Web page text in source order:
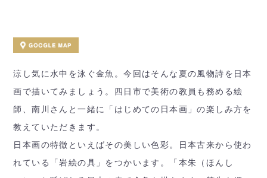
涼し気に水中を泳ぐ金魚。今回はそんな夏の風物詩を日本
画で描いてみましょう。四日市で美術の教員も務める絵
師、南川さんと一緒に「はじめての日本画」の楽しみ方を
教えていただきます。
日本画の特徴といえばその美しい色彩。日本古来から使わ
れている「岩絵の具」をつかいます。「本朱（ほんし